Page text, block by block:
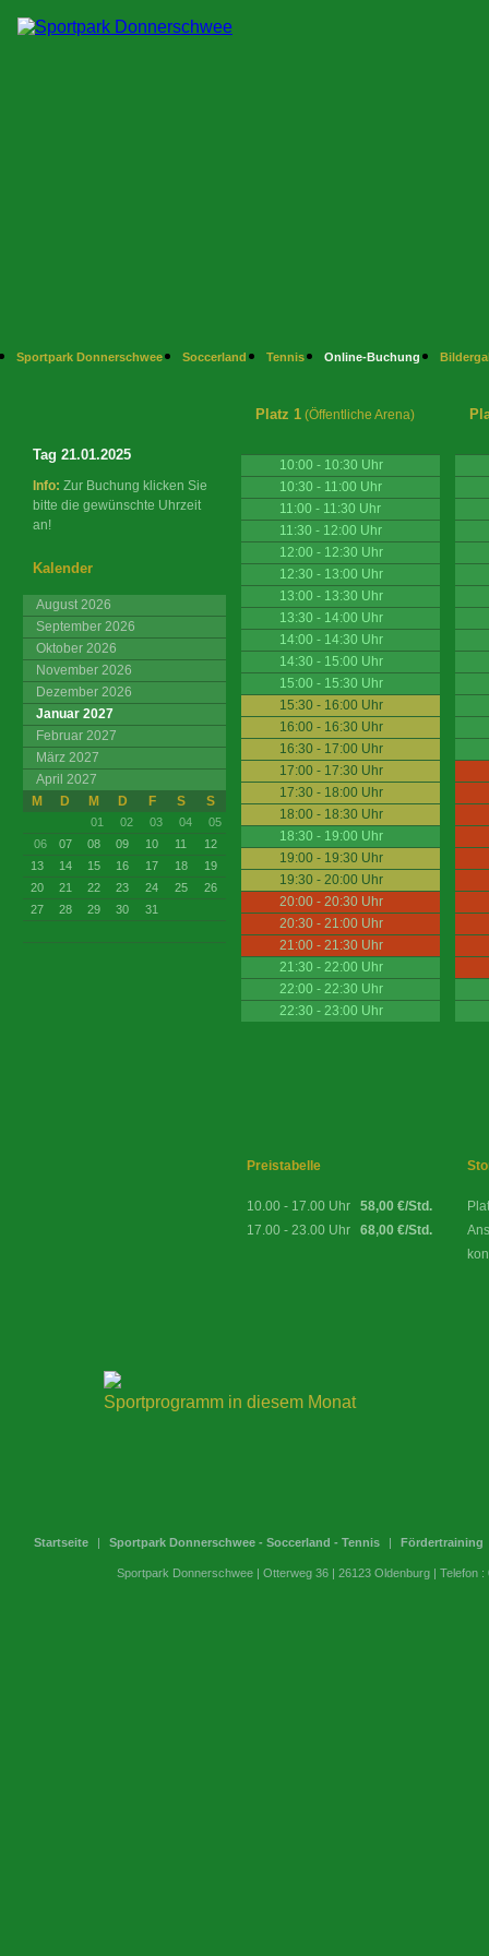
Sportpark Donnerschwee Soccerland Tennis Online-Buchung
Tag 21.01.2025
Info: Zur Buchung klicken Sie
bitte die gewünschte Uhrzeit
an!
Kalender
August 2026
September 2026
Oktober 2026
November 2026
Dezember 2026
Januar 2027
Februar 2027
März 2027
April 2027
M
D M D F S S
01 02 03 04
05
06
07 08 09 10 11
12
13
14 15 16 17 18
19
20
21 22 23 24 25
26
27
28 29 30 31
Platz 1 (Öffentliche Arena)
10:00 - 10:30 Uhr
10:30 - 11:00 Uhr
11:00 - 11:30 Uhr
11:30 - 12:00 Uhr
12:00 - 12:30 Uhr
12:30 - 13:00 Uhr
13:00 - 13:30 Uhr
13:30 - 14:00 Uhr
14:00 - 14:30 Uhr
14:30 - 15:00 Uhr
15:00 - 15:30 Uhr
15:30 - 16:00 Uhr
16:00 - 16:30 Uhr
16:30 - 17:00 Uhr
17:00 - 17:30 Uhr
17:30 - 18:00 Uhr
18:00 - 18:30 Uhr
18:30 - 19:00 Uhr
19:00 - 19:30 Uhr
19:30 - 20:00 Uhr
20:00 - 20:30 Uhr
20:30 - 21:00 Uhr
21:00 - 21:30 Uhr
21:30 - 22:00 Uhr
22:00 - 22:30 Uhr
22:30 - 23:00 Uhr
Preistabelle
10.00 - 17.00 Uhr
58,00 €/Std.
17.00 - 23.00 Uhr
68,00 €/Std.
Sportprogramm in diesem Monat
Startseite | Sportpark Donnerschwee - Soccerland - Tennis | Fördertraining
Sportpark Donnerschwee | Otterweg 36 | 26123 Oldenburg |